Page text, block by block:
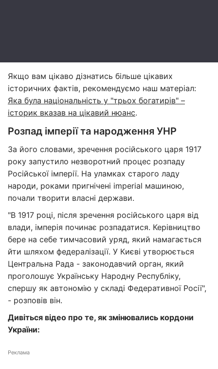
Якщо вам цікаво дізнатись більше цікавих
історичних фактів, рекомендуємо наш матеріал:
Яка була національність у "трьох богатирів" –
історик вказав на цікавий нюанс.
Розпад імперії та народження УНР
За його словами, зречення російського царя 1917
року запустило незворотний процес розпаду
Російської імперії. На уламках старого ладу
народи, роками пригнічені imperial машиною,
почали творити власні держави.
"В 1917 році, після зречення російського царя від
влади, імперія починає розпадатися. Керівництво
бере на себе тимчасовий уряд, який намагається
йти шляхом федералізації. У Києві утворюється
Центральна Рада - законодавчий орган, який
проголошує Українську Народну Республіку,
спершу як автономію у складі Федеративної Росії",
- розповів він.
Дивіться відео про те, як змінювались кордони
України:
Реклама